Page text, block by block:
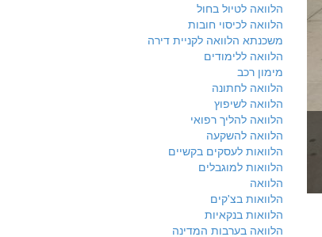
הלוואה לטיול בחול
הלוואה לכיסוי חובות
משכנתא הלוואה לקניית דירה
הלוואה ללימודים
מימון רכב
הלוואה לחתונה
הלוואה לשיפוץ
הלוואה להליך רפואי
הלוואה להשקעה
הלוואות לעסקים בקשיים
הלוואות למוגבלים
הלוואה
הלוואות בצ'קים
הלוואות בנקאיות
הלוואה בערבות המדינה